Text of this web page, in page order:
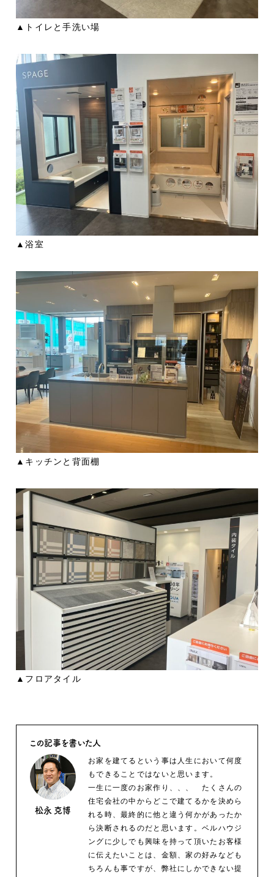
▲トイレと手洗い場
▲浴室
▲キッチンと背面棚
▲フロアタイル
この記事を書いた人
松永 克博
お家を建てるという事は人生において何度
もできることではないと思います。
一生に一度のお家作り、、、 たくさんの
住宅会社の中からどこで建てるかを決めら
れる時、最終的に他と違う何かがあったか
ら決断されるのだと思います。ベルハウジ
ングに少しでも興味を持って頂いたお客様
に伝えたいことは、金額、家の好みなども
ちろんも事ですが、弊社にしかできない提